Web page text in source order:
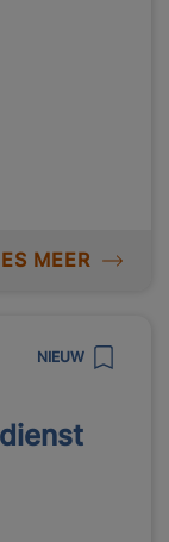
MEER
NIEUW